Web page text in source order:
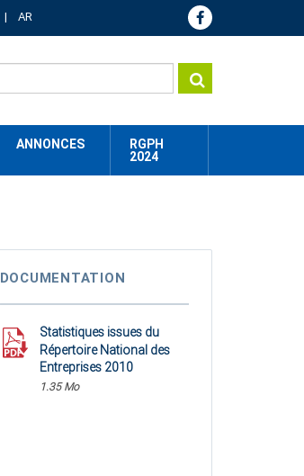
AR
ANNONCES
RGPH
2024
DOCUMENTATION
Statistiques issues du
Répertoire National des
Entreprises 2010
1.35 Mo